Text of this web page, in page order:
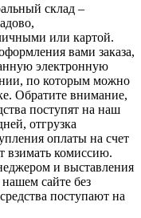
склад –
или картой.
вами заказа,
электронную
по которым можно
Обратите внимание,
поступят на наш
отгрузка
оплаты на счет
взимать комиссию.
и выставления
сайте без
поступают на